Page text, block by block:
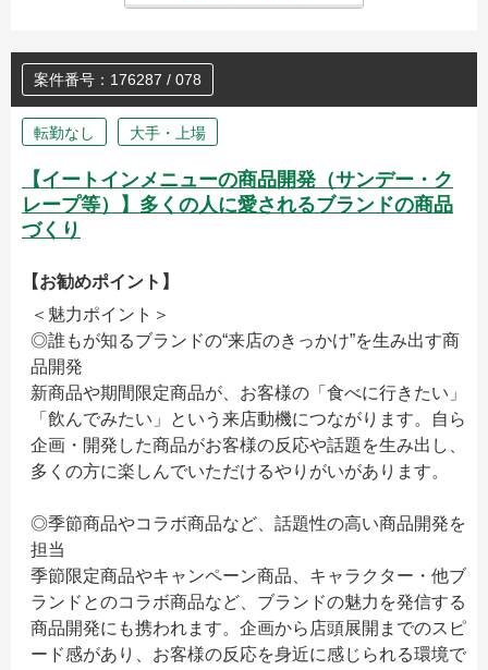
案件番号：176287 / 078
転勤なし 大手・上場
【イートインメニューの商品開発（サンデー・ク
レープ等）】多くの人に愛されるブランドの商品
づくり
【お勧めポイント】
＜魅力ポイント＞
◎誰もが知るブランドの“来店のきっかけ”を生み出す商
品開発
新商品や期間限定商品が、お客様の「食べに行きたい」
「飲んでみたい」という来店動機につながります。自ら
企画・開発した商品がお客様の反応や話題を生み出し、
多くの方に楽しんでいただけるやりがいがあります。
◎季節商品やコラボ商品など、話題性の高い商品開発を
担当
季節限定商品やキャンペーン商品、キャラクター・他ブ
ランドとのコラボ商品など、ブランドの魅力を発信する
商品開発にも携われます。企画から店頭展開までのスピ
ード感があり、お客様の反応を身近に感じられる環境で